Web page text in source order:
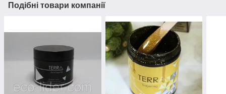
Подібні товари компанії